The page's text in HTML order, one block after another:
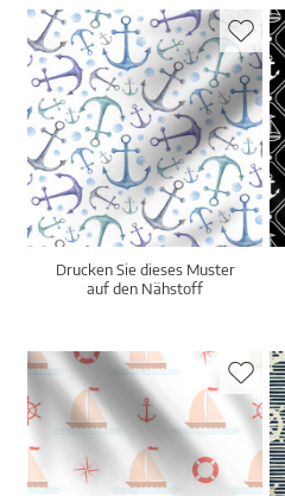
Drucken Sie dieses Muster
auf den Nähstoff